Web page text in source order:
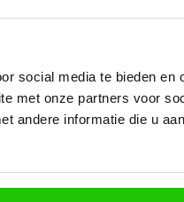
social media te bieden en
met onze partners voor
andere informatie die u